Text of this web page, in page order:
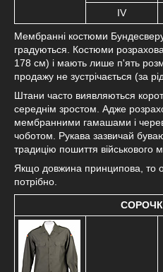
IV
Мембранні костюми
градуються. Костюми
178 см) і мають лише п'ять
продажу не зустрічається (за
Штани часто виявляються
середнім зростом. Адже
мембранними гамашами і
чоботом. Рукава зазвичай
традицію пошиття військового
Якщо довжина принципова, то
потрібно.